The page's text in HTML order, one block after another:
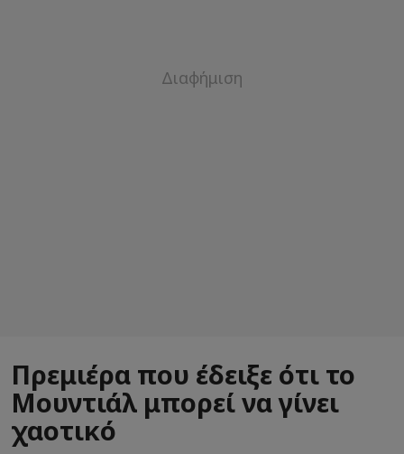
Πρεμιέρα που έδειξε ότι το
Μουντιάλ μπορεί να γίνει
χαοτικό